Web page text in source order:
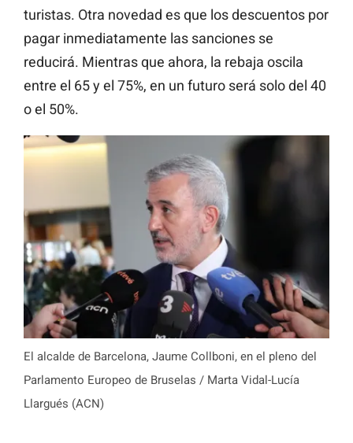
turistas. Otra novedad es que los descuentos por
pagar inmediatamente las sanciones se
reducirá. Mientras que ahora, la rebaja oscila
entre el 65 y el 75%, en un futuro será solo del 40
o el 50%.
El alcalde de Barcelona, Jaume Collboni, en el pleno del
Parlamento Europeo de Bruselas / Marta Vidal-Lucía
Llargués (ACN)